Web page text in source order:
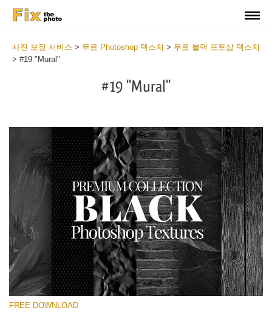
사진 보정 서비스 > 무료 Photoshop 텍스처 > 무료 블랙 포토샵 텍스처
> #19 "Mural"
#19 "Mural"
선택 해주세요
FREE DOWNLOAD